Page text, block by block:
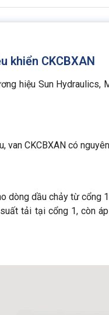
khiển CKCBXAN
hiệu Sun Hydraulics,
van CKCBXAN có
dòng dầu chảy từ cổng
tải tại cổng 1, còn